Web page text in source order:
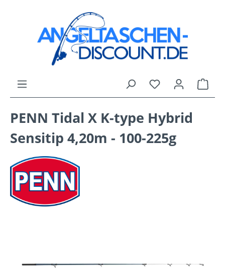
Zum Hauptinhalt springen
Du hast 0
PENN Tidal X K-type Hybrid
Sensitip 4,20m - 100-225g